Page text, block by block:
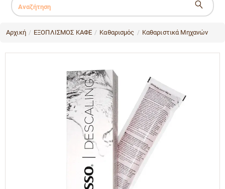
Αρχική / ΕΞΟΠΛΙΣΜΟΣ ΚΑΦΕ / Καθαρισμός / Καθαριστικά Μηχανών